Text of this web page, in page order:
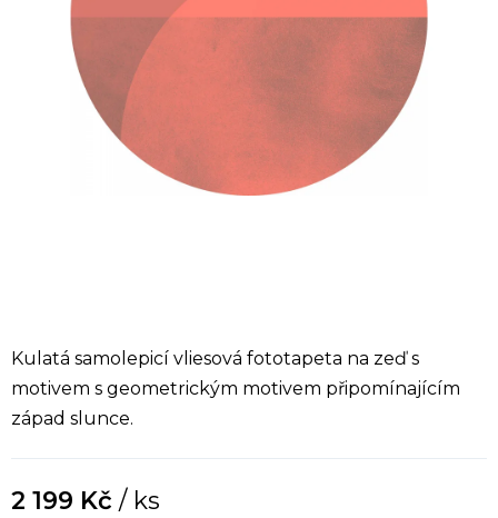
Kulatá samolepicí vliesová fototapeta na zeď s
motivem s geometrickým motivem připomínajícím
západ slunce.
2 199 Kč / ks